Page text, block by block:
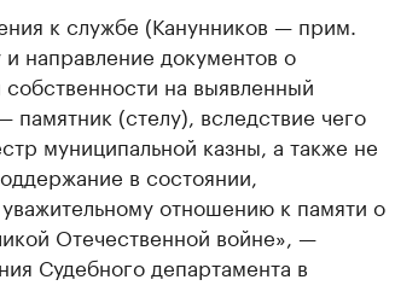
к службе (Канунников — прим.
направление документов о
на выявленный
(стелу), вследствие чего
муниципальной казны, а также не
в состоянии,
отношению к памяти о
Отечественной войне», —
Судебного департамента в